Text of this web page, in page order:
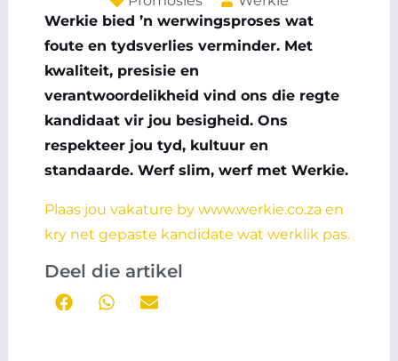
Werkie bied ’n werwingsproses wat
foute en tydsverlies verminder. Met
kwaliteit, presisie en
verantwoordelikheid vind ons die regte
kandidaat vir jou besigheid. Ons
respekteer jou tyd, kultuur en
standaarde. Werf slim, werf met Werkie.
Plaas jou vakature by www.werkie.co.za en
kry net gepaste kandidate wat werklik pas.
Deel die artikel